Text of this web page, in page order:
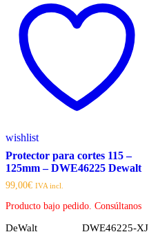
wishlist
Protector para cortes 115 –
125mm – DWE46225 Dewalt
99,00€ IVA incl.
Producto bajo pedido. Consúltanos
DeWalt DWE46225-XJ